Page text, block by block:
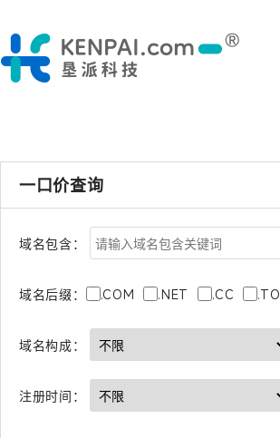
一口价查询
域名包含：
域名后缀： .COM .NET .CC
域名构成：
注册时间：